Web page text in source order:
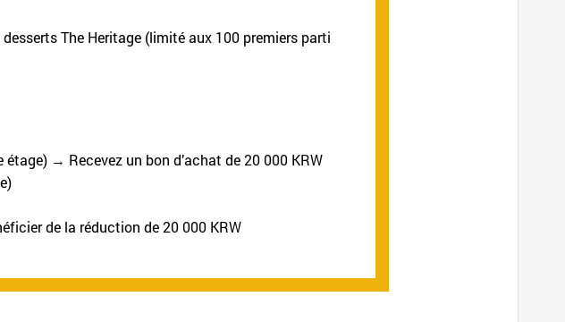
The Heritage (limité aux 100 premiers parti
→ Recevez un bon d’achat de 20 000 KRW
de la réduction de 20 000 KRW